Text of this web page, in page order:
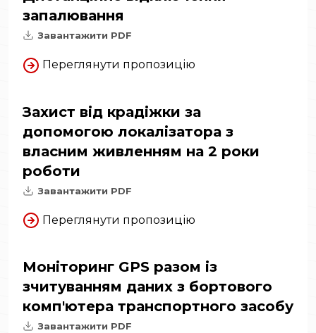
запалювання
Завантажити PDF
Переглянути пропозицію
Захист від крадіжки за
допомогою локалізатора з
власним живленням на 2 роки
роботи
Завантажити PDF
Переглянути пропозицію
Моніторинг GPS разом із
зчитуванням даних з бортового
комп'ютера транспортного засобу
Завантажити PDF